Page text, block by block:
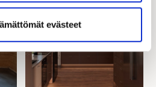
evästeet